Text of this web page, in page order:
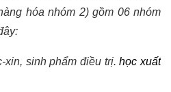
hóa nhóm 2) gồm 06 nhóm
xin, sinh phẩm điều trị.học xuất